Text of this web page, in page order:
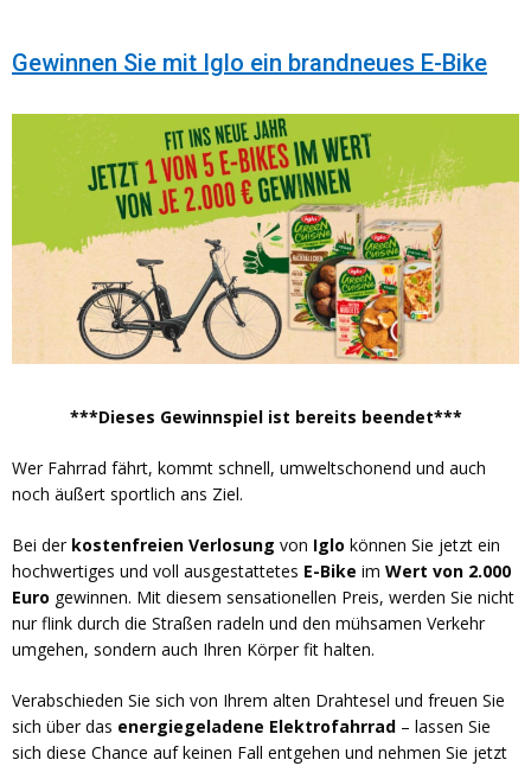
Gewinnen Sie mit Iglo ein brandneues E-Bike
***Dieses Gewinnspiel ist bereits beendet***
Wer Fahrrad fährt, kommt schnell, umweltschonend und auch
noch äußert sportlich ans Ziel.
Bei der kostenfreien Verlosung von Iglo können Sie jetzt ein
hochwertiges und voll ausgestattetes E-Bike im Wert von 2.000
Euro gewinnen. Mit diesem sensationellen Preis, werden Sie nicht
nur flink durch die Straßen radeln und den mühsamen Verkehr
umgehen, sondern auch Ihren Körper fit halten.
Verabschieden Sie sich von Ihrem alten Drahtesel und freuen Sie
sich über das energiegeladene Elektrofahrrad – lassen Sie
sich diese Chance auf keinen Fall entgehen und nehmen Sie jetzt